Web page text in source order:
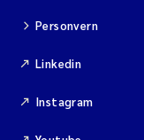
Personvern
Linkedin
Instagram